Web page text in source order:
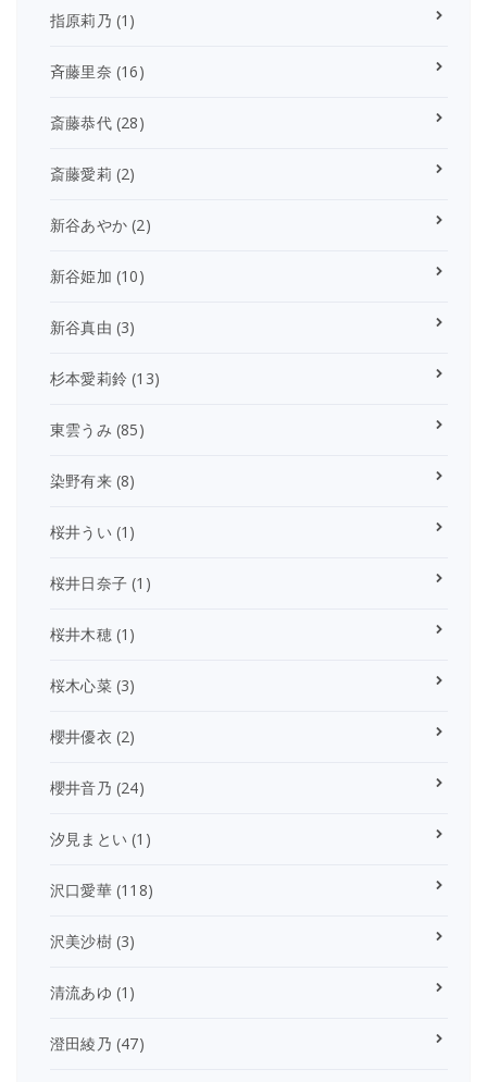
指原莉乃 (1)
斉藤里奈 (16)
斎藤恭代(28)
斎藤愛莉 (2)
新谷あやか (2)
新谷姫加 (10)
新谷真由 (3)
杉本愛莉鈴 (13)
東雲うみ (85)
染野有来(8)
桜井うい (1)
桜井日奈子 (1)
桜井木穂(1)
桜木心菜(3)
櫻井優衣 (2)
櫻井音乃 (24)
汐見まとい (1)
沢口愛華(118)
沢美沙樹(3)
清流あゆ (1)
澄田綾乃 (47)